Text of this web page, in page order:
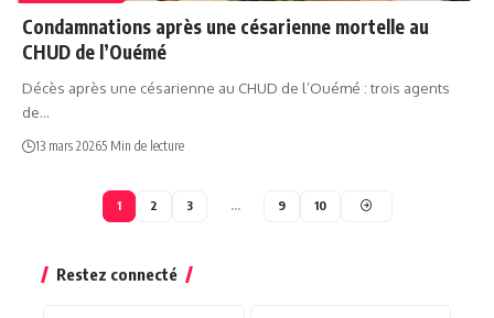
Condamnations après une césarienne mortelle au
CHUD de l’Ouémé
Décès après une césarienne au CHUD de l’Ouémé : trois agents
de…
13 mars 20265 Min de lecture
1 2 3 … 9 10
Restez connecté